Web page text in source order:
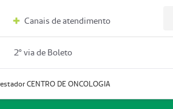
Canais de atendimento
2º via de Boleto
CENTRO DE ONCOLOGIA